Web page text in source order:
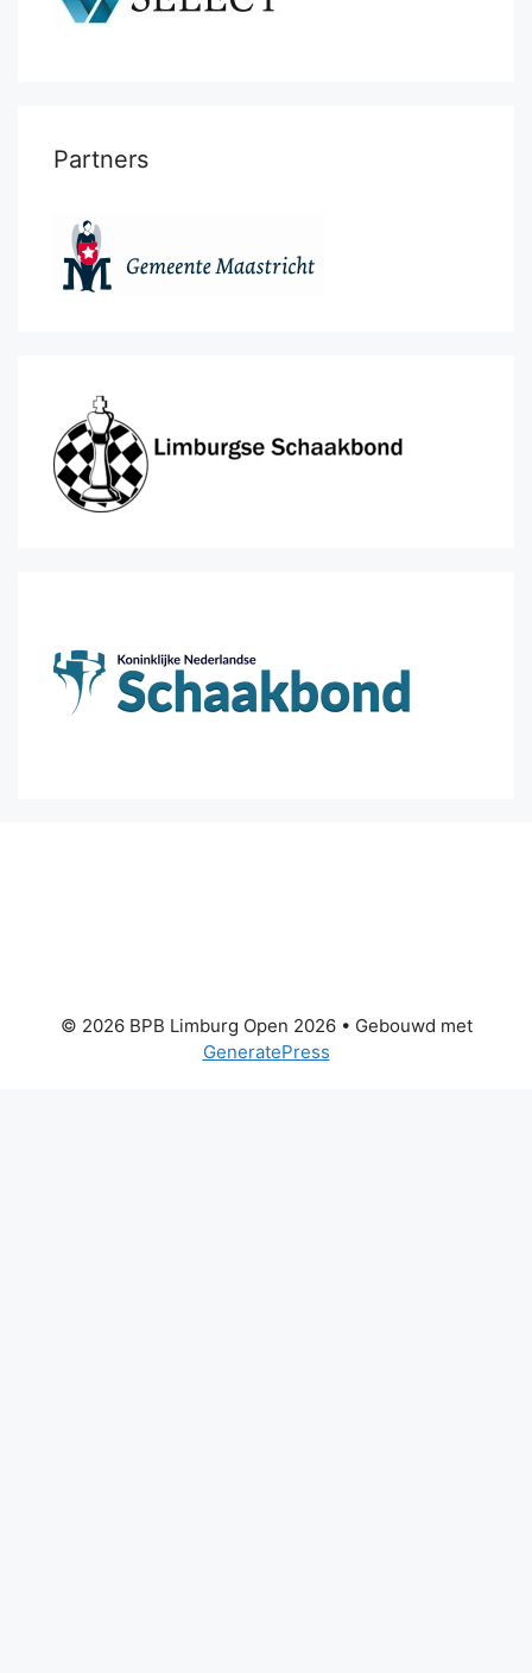
Partners
© 2026 BPB Limburg Open 2026• Gebouwd met
GeneratePress